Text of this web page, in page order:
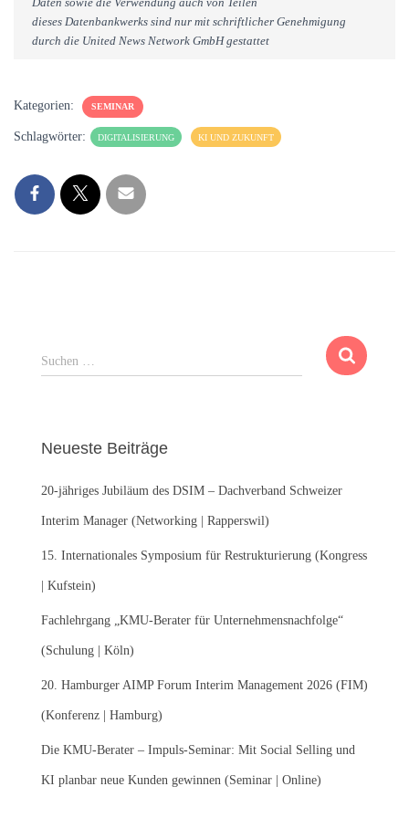
dieses Datenbankwerks sind nur mit schriftlicher Genehmigung
durch die United News Network GmbH gestattet
Kategorien: SEMINAR
Schlagwörter: DIGITALISIERUNG KI UND ZUKUNFT
S
u
n
a
c
:
Suchen …
Neueste Beiträge
20-jähriges Jubiläum des DSIM – Dachverband Schweizer
Interim Manager (Networking | Rapperswil)
15. Internationales Symposium für Restrukturierung (Kongress
| Kufstein)
Fachlehrgang „KMU-Berater für Unternehmensnachfolge“
(Schulung | Köln)
20. Hamburger AIMP Forum Interim Management 2026 (FIM)
(Konferenz | Hamburg)
Die KMU-Berater – Impuls-Seminar: Mit Social Selling und
KI planbar neue Kunden gewinnen (Seminar | Online)